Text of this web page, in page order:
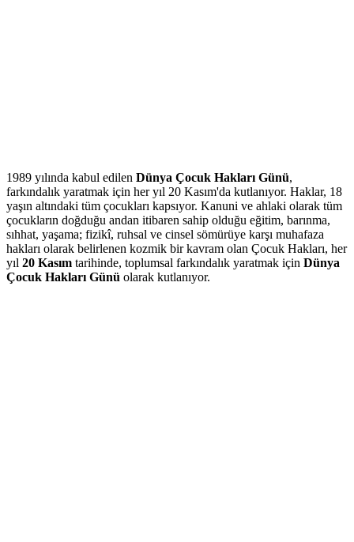
1989 yılında kabul edilen Dünya Çocuk Hakları Günü,
farkındalık yaratmak için her yıl 20 Kasım'da kutlanıyor. Haklar, 18
yaşın altındaki tüm çocukları kapsıyor. Kanuni ve ahlaki olarak tüm
çocukların doğduğu andan itibaren sahip olduğu eğitim, barınma,
sıhhat, yaşama; fizikî, ruhsal ve cinsel sömürüye karşı muhafaza
hakları olarak belirlenen kozmik bir kavram olan Çocuk Hakları, her
yıl 20 Kasım tarihinde, toplumsal farkındalık yaratmak için Dünya
Çocuk Hakları Günü olarak kutlanıyor.